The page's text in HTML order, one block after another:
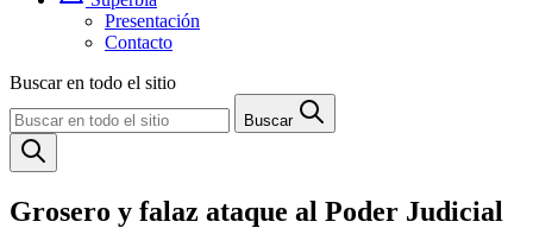
Presentación
Contacto
Buscar en todo el sitio
Buscar
Grosero y falaz ataque al Poder Judicial